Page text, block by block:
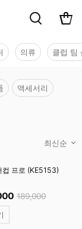
의류 클럽 팀
액세서리
컵 프로 (KE5153)
189,000